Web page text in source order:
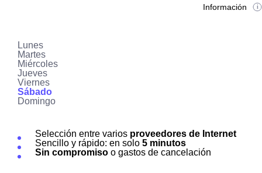
Información
Lunes
Martes
Miércoles
Jueves
Viernes
Sábado
Domingo
Selección entre varios proveedores de Internet
Sencillo y rápido: en solo 5 minutos
Sin compromiso o gastos de cancelación